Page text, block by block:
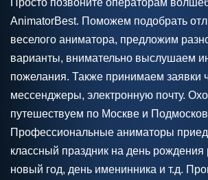
Просто позвоните операторам
AnimatorBest. Поможем подобрать
веселого аниматора, предложим
варианты, внимательно выслушаем
пожелания. Также принимаем заявки
мессенджеры, электронную почту.
путешествуем по Москве и
Профессиональные аниматоры
классный праздник на день рождения
новый год, день именинника и т.д.